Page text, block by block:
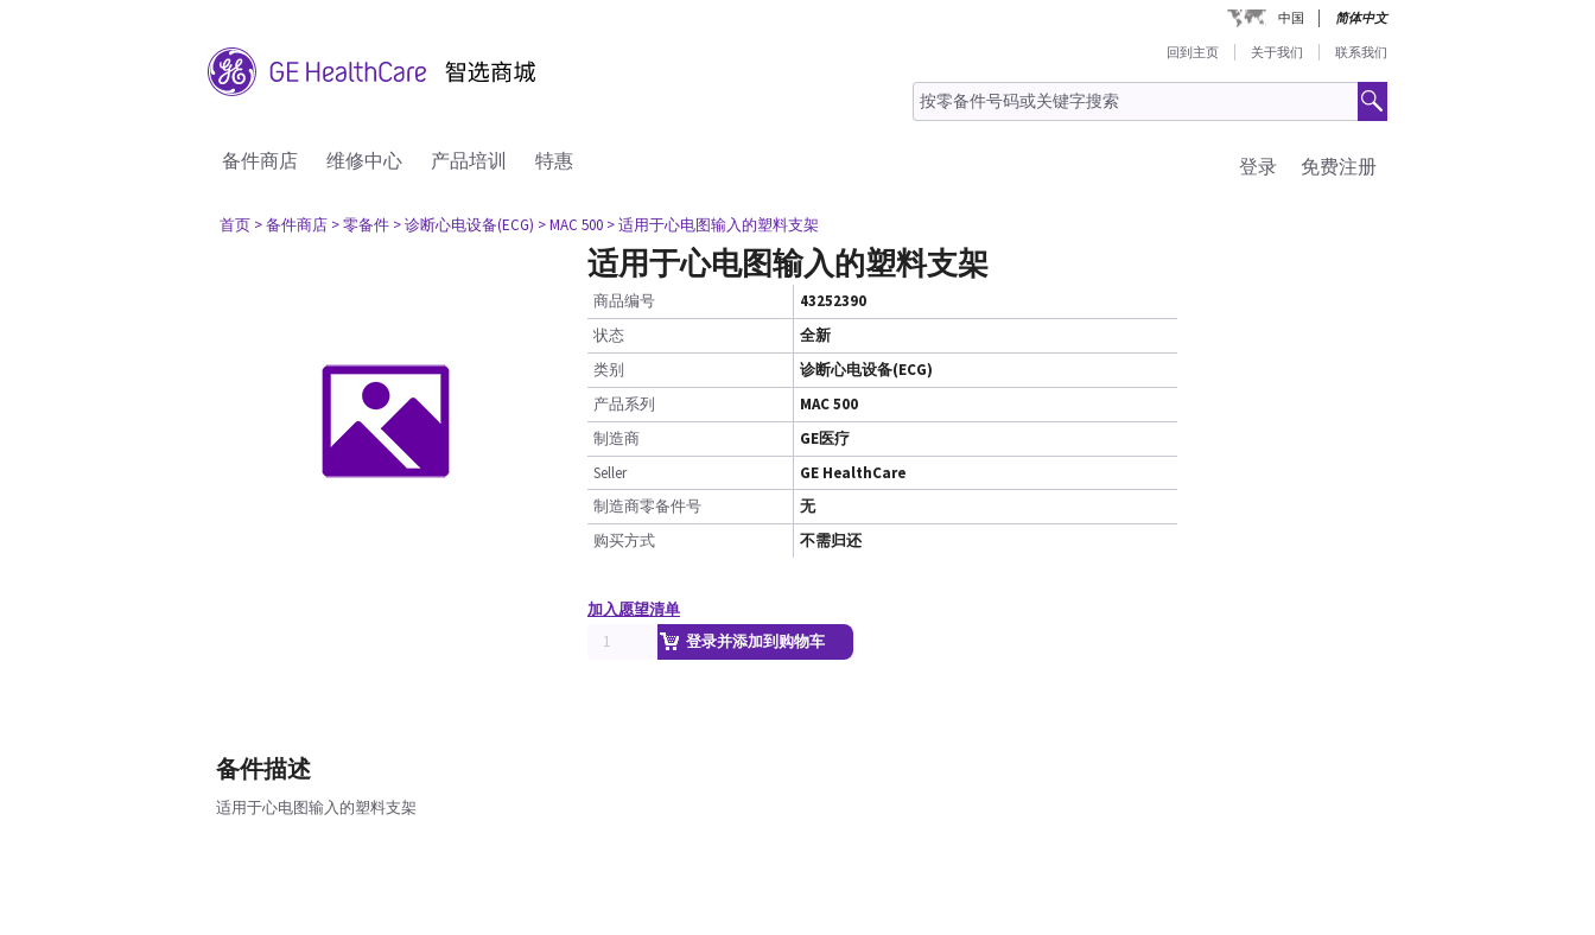
中国 简体中文
回到主页 关于我们 联系我们
备件商店 维修中心 产品培训 特惠 免费注册
登录
首页 > 备件商店 > 零备件 > 诊断心电设备(ECG) > MAC 500 > 适用于心电图输入的塑料支架
适用于心电图输入的塑料支架
商品编号
43252390
状态
全新
类别
诊断心电设备(ECG)
产品系列
MAC 500
制造商
GE医疗
Seller
GE HealthCare
制造商零备件号
无
购买方式
不需归还
加入愿望清单
登录并添加到购物车
备件描述
适用于心电图输入的塑料支架